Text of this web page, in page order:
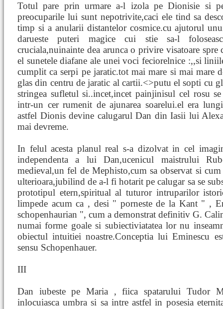
Totul pare prin urmare a-l izola pe Dionisie si
preocuparile lui sunt nepotrivite,caci ele tind sa
timp si a anularii distantelor cosmice.cu ajutorul
darueste puteri magice cui stie sa-l
cruciala,nuinainte dea arunca o privire visatoare spre
el sunetele diafane ale unei voci feciorelnice :,,si
cumplit ca serpi pe jaratic.tot mai mare si mai mare
glas din centru de jaratic al cartii.<>putu el sopti cu
stringea sufletul si..incet,incet painjinisul cel rosu
intr-un cer rumenit de ajunarea soarelui.el era
astfel Dionis devine calugarul Dan din Iasii lui
mai devreme.
In felul acesta planul real s-a dizolvat in cel
independenta a lui Dan,ucenicul maistrului
medieval,un fel de Mephisto,cum sa observat si
ulterioara,jubilind de a-l fi hotarit pe calugar sa se
prototipul etern,spiritual al tuturor intruparilor
limpede acum ca , desi " porneste de la Kant " ,
schopenhaurian ", cum a demonstrat definitiv G.
numai forme goale si subiectiviatatea lor nu
obiectul intuitiei noastre.Conceptia lui Eminescu
sensu Schopenhauer.
III
Dan iubeste pe Maria , fiica spatarului Tudor
inlocuiasca umbra si sa intre astfel in posesia